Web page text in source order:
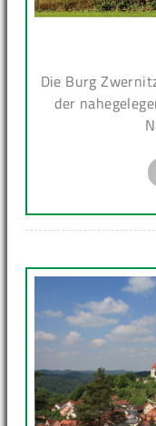
Die Burg
der